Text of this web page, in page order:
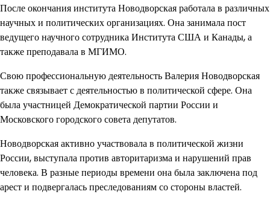
После окончания института Новодворская работала в различных
научных и политических организациях. Она занимала пост
ведущего научного сотрудника Института США и Канады, а
также преподавала в МГИМО.
Свою профессиональную деятельность Валерия Новодворская
также связывает с деятельностью в политической сфере. Она
была участницей Демократической партии России и
Московского городского совета депутатов.
Новодворская активно участвовала в политической жизни
России, выступала против авторитаризма и нарушений прав
человека. В разные периоды времени она была заключена под
арест и подвергалась преследованиям со стороны властей.